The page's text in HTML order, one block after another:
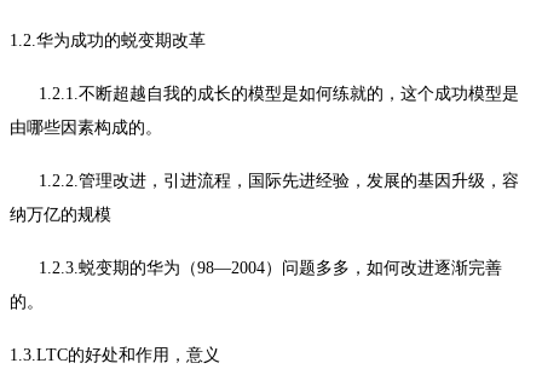
1.2.华为成功的蜕变期改革
1.2.1.不断超越自我的成长的模型是如何练就的，这个成功模型是
由哪些因素构成的。
1.2.2.管理改进，引进流程，国际先进经验，发展的基因升级，容
纳万亿的规模
1.2.3.蜕变期的华为（98—2004）问题多多，如何改进逐渐完善
的。
1.3.LTC的好处和作用，意义